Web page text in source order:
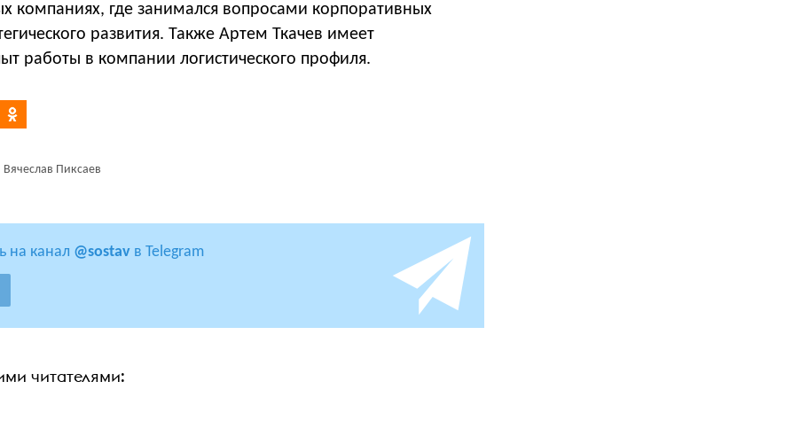
компаниях, где занимался вопросами корпоративных
развития. Также Артем Ткачев имеет
работы в компании логистического профиля.
Вячеслав Пиксаев
на канал @sostav в Telegram
читателями: